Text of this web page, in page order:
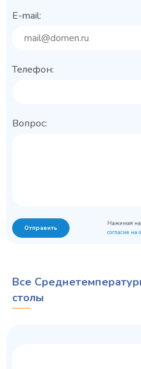
E-mail:
Телефон:
Вопрос:
Отправить
Нажимая на
согласие на
Все
столы